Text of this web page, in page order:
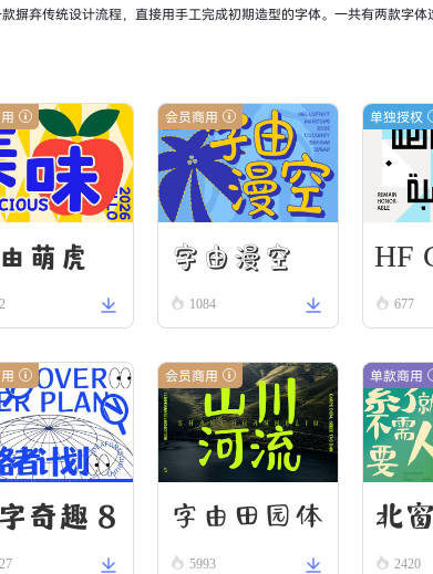
摒弃传统设计流程，直接用手工完成初期造型的字体。一共有两款字体
萌虎
会员商用
字由漫空
1084
单独授权
HF
677
奇趣 8
会员商用
字由田园体
5993
单款商用
北
2420